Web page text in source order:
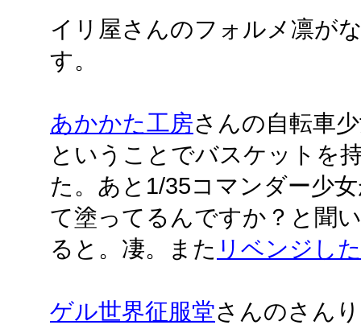
イリ屋さんのフォルメ凛が
す。
あかかた工房さんの自転車
ということでバスケットを
た。あと1/35コマンダー少
て塗ってるんですか？と聞
ると。凄。また リベンジし
ゲル世界征服堂さんのさん